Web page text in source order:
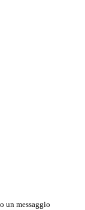
un messaggio